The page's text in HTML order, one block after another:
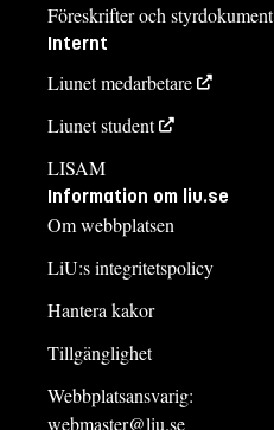
Föreskrifter och styrdokument
Internt
Liunet medarbetare
Liunet student
LISAM
Information om liu.se
Om webbplatsen
LiU:s integritetspolicy
Hantera kakor
Tillgänglighet
Webbplatsansvarig:
webmaster@liu.se